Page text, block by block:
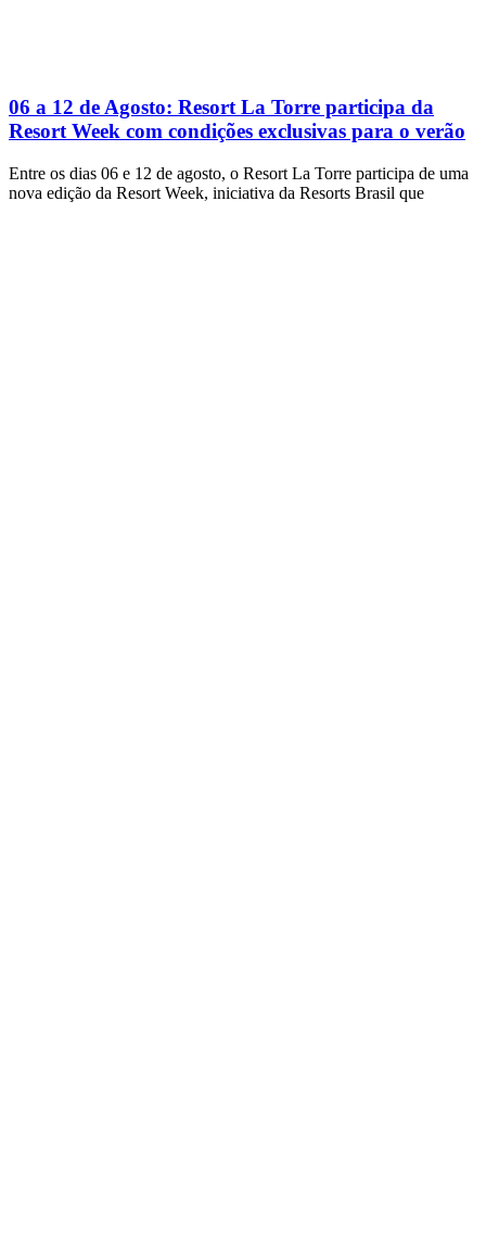
06 a 12 de Agosto: Resort La Torre participa da
Resort Week com condições exclusivas para o verão
Entre os dias 06 e 12 de agosto, o Resort La Torre participa de uma
nova edição da Resort Week, iniciativa da Resorts Brasil que